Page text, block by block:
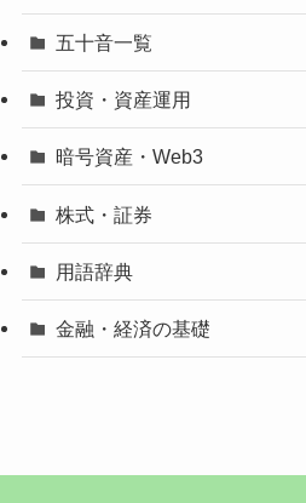
五十音一覧
投資・資産運用
暗号資産・Web3
株式・証券
用語辞典
金融・経済の基礎